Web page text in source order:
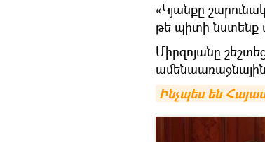
«Կյանքը
թե պիտի նստենք
Միրզոյանը
Ինչպես են